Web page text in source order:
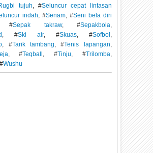
tujuh , #Seluncur cepat lintasan
indah , #Senam , #Seni bela diri
#Sepak takraw, #Sepakbola
, #Ski air, #Skuas, #Sofbol
, #Tarik tambang , #Tenis lapangan
, #Teqball , #Tinju , #Trilomba
, #Wushu